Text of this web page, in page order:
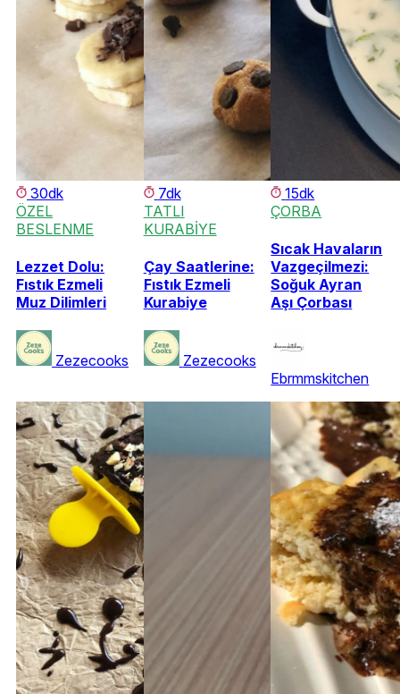
30dk
ÖZEL
BESLENME
Lezzet Dolu:
Fıstık Ezmeli
Muz Dilimleri
Zezecooks
7dk
TATLI
KURABİYE
Çay Saatlerine:
Fıstık Ezmeli
Kurabiye
Zezecooks
15dk
ÇORBA
Sıcak Havaların
Vazgeçilmezi:
Soğuk Ayran
Aşı Çorbası
Ebrmmskitchen